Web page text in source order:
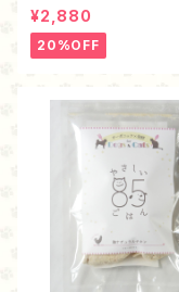
しセット
¥2,880
20%OFF